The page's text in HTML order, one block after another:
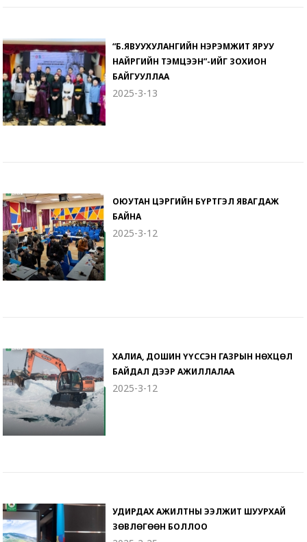
“Б.ЯВУУХУЛАНГИЙН НЭРЭМЖИТ ЯРУУ
НАЙРГИЙН ТЭМЦЭЭН”-ИЙГ ЗОХИОН
БАЙГУУЛЛАА
2025-3-13
ОЮУТАН ЦЭРГИЙН БҮРТГЭЛ ЯВАГДАЖ
БАЙНА
2025-3-12
ХАЛИА, ДОШИН ҮҮССЭН ГАЗРЫН НӨХЦӨЛ
БАЙДАЛ ДЭЭР АЖИЛЛАЛАА
2025-3-12
УДИРДАХ АЖИЛТНЫ ЭЭЛЖИТ ШУУРХАЙ
ЗӨВЛӨГӨӨН БОЛЛОО